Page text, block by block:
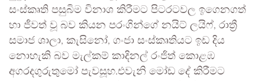
සංස්කෘති පසුබිම විනාශ කිරීමට පිටරටවල ඉගෙනගත්
හා ජීවත් වූ බව කියන පරංගින්ගේ නයිට් ලයිෆ්, රාත්‍රී
සමාජ ශාලා, කැසිනෝ, ගංජා සංස්කෘතියට ඉඩ දිය
නොහැකි බව මැල්කම් කාදිනල් රංජිත් කොළඹ
අගරදගුරුතුමෝ පැවසූහ.එවැනි මෝඩ දේ කිරීමට